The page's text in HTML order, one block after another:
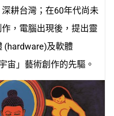
耕台灣；在60年代尚未
，電腦出現後，提出靈
(hardware)及軟體
宙」藝術創作的先驅。